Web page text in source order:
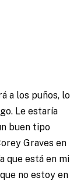
a los puños, lo
Le estaría
buen tipo
Graves en
que está en mi
no estoy en